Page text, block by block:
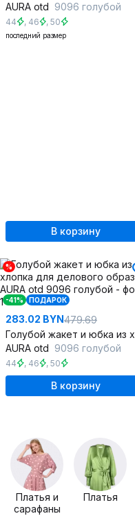
AURA otd 9096 голубой
44 , 46 , 50
последний размер
В корзину
%
-41% ПОДАРОК
283.02 BYN479.69
AURA otd 9096 голубой
44 , 46 , 50
В корзину
Платья и
сарафаны
Платья